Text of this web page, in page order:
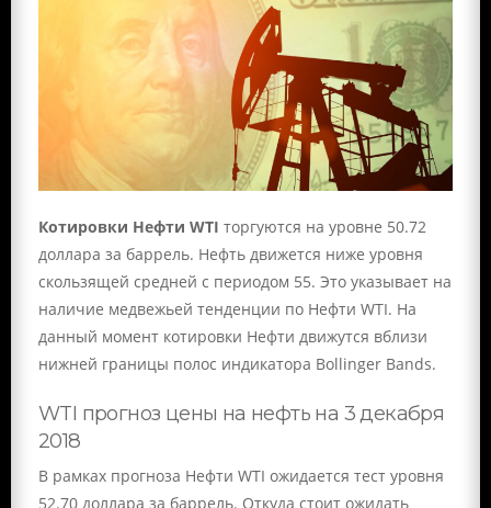
Котировки Нефти WTI торгуются на уровне 50.72
доллара за баррель. Нефть движется ниже уровня
скользящей средней с периодом 55. Это указывает на
наличие медвежьей тенденции по Нефти WTI. На
данный момент котировки Нефти движутся вблизи
нижней границы полос индикатора Bollinger Bands.
WTI прогноз цены на нефть на 3 декабря
2018
В рамках прогноза Нефти WTI ожидается тест уровня
52.70 доллара за баррель. Откуда стоит ожидать